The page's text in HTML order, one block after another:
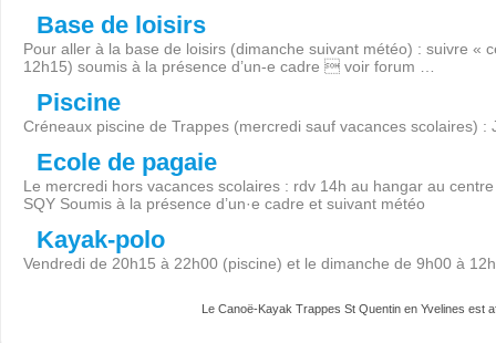
Base de loisirs
Pour aller à la base de loisirs (dimanche suivant météo) : suivre
12h15) soumis à la présence d’un-e cadre  voir forum …
Piscine
Créneaux piscine de Trappes (mercredi sauf vacances scolaires)
Ecole de pagaie
Le mercredi hors vacances scolaires : rdv 14h au hangar au
SQY Soumis à la présence d’un·e cadre et suivant météo
Kayak-polo
Vendredi de 20h15 à 22h00 (piscine) et le dimanche de 9h00 à
Le Canoë-Kayak Trappes St Quentin en Yvelines est